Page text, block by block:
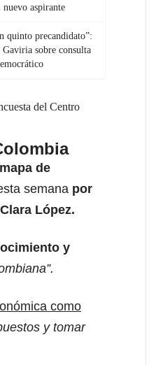
nuevo aspirante
quinto precandidato”:
Gaviria sobre consulta
del Centro
de
semana por
Clara López.
y
como
y tomar